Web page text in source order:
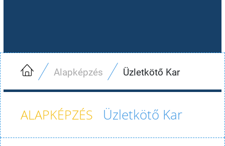
Alapképzés Üzletkötő Kar
Üzletkötő Kar